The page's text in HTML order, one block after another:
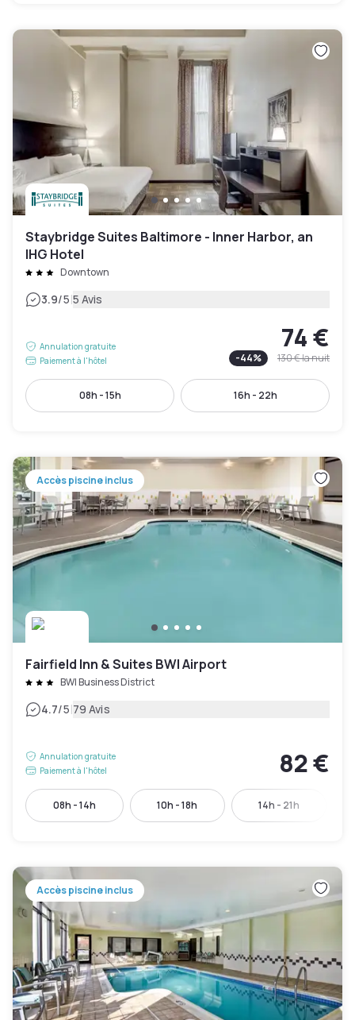
Staybridge Suites Baltimore - Inner Harbor, an
IHG Hotel
Downtown
3.9/5|5 Avis
Annulation gratuite
Paiement à l'hôtel
74 €
-44% 130 €la nuit
08h - 15h 16h - 22h
Accès piscine inclus
Fairfield Inn & Suites BWI Airport
BWI Business District
4.7/5|79 Avis
Annulation gratuite
Paiement à l'hôtel
82 €
08h - 14h 10h - 18h 14h - 21h
Accès piscine inclus